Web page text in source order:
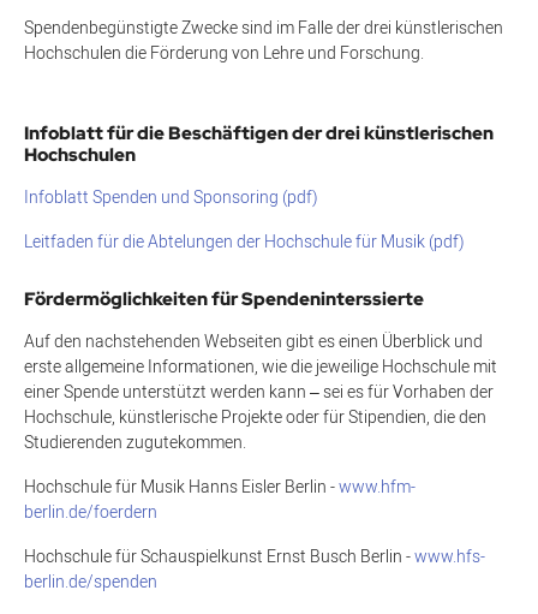
Spendenbegünstigte Zwecke sind im Falle der drei künstlerischen
Hochschulen die Förderung von Lehre und Forschung.
Infoblatt für die Beschäftigen der drei künstlerischen
Hochschulen
Infoblatt Spenden und Sponsoring (pdf)
Leitfaden für die Abtelungen der Hochschule für Musik (pdf)
Fördermöglichkeiten für Spendeninterssierte
Auf den nachstehenden Webseiten gibt es einen Überblick und
erste allgemeine Informationen, wie die jeweilige Hochschule mit
einer Spende unterstützt werden kann – sei es für Vorhaben der
Hochschule, künstlerische Projekte oder für Stipendien, die den
Studierenden zugutekommen.
Hochschule für Musik Hanns Eisler Berlin -www.hfm-
berlin.de/foerdern
Hochschule für Schauspielkunst Ernst Busch Berlin -www.hfs-
berlin.de/spenden